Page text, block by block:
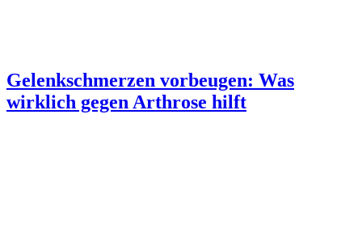
Gelenkschmerzen vorbeugen: Was
wirklich gegen Arthrose hilft